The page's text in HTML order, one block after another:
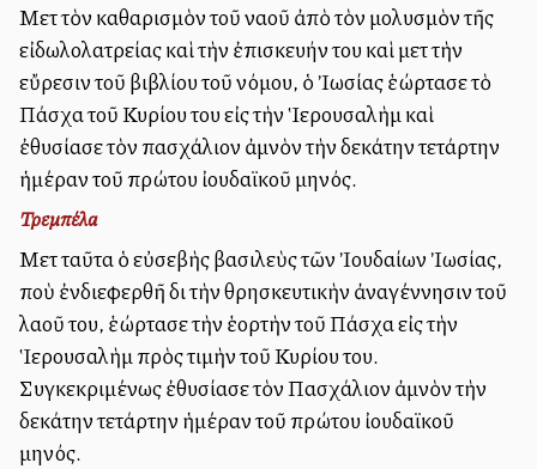
Μετὰ τὸν καθαρισμὸν τοῦ ναοῦ ἀπὸ τὸν μολυσμὸν τῆς
εἰδωλολατρείας καὶ τὴν ἐπισκευήν του καὶ μετὰ τὴν
εὔρεσιν τοῦ βιβλίου τοῦ νόμου, ὁ Ἰωσίας ἑώρτασε τὸ
Πάσχα τοῦ Κυρίου του εἰς τὴν Ἱερουσαλὴμ καὶ
ἐθυσίασε τὸν πασχάλιον ἀμνὸν τὴν δεκάτην τετάρτην
ἡμέραν τοῦ πρώτου ἰουδαϊκοῦ μηνός.
Τρεμπέλα
Μετὰ ταῦτα ὁ εὐσεβὴς βασιλεὺς τῶν Ἰουδαίων Ἰωσίας,
ποὺ ἐνδιεφερθῆ διὰ τὴν θρησκευτικὴν ἀναγέννησιν τοῦ
λαοῦ του, ἑώρτασε τὴν ἑορτὴν τοῦ Πάσχα εἰς τὴν
Ἱερουσαλὴμ πρὸς τιμὴν τοῦ Κυρίου του.
Συγκεκριμένως ἐθυσίασε τὸν Πασχάλιον ἀμνὸν τὴν
δεκάτην τετάρτην ἡμέραν τοῦ πρώτου ἰουδαϊκοῦ
μηνός.